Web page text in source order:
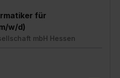
für
w/d)
mbH Hessen